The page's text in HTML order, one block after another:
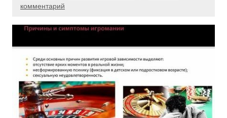
комментарий